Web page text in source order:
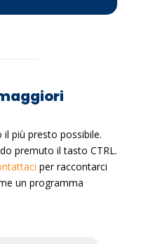
più presto possibile.
premuto il tasto CTRL.
per raccontarci
un programma